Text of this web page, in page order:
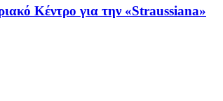
Κέντρο για την «Straussiana»